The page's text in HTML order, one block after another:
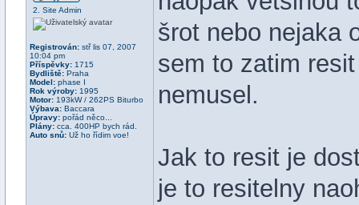
2. Site Admin
Registrován: stř lis 07, 2007
10:04 pm
Příspěvky: 1715
Bydliště: Praha
Model: phase I
Rok výroby: 1995
Motor: 193kW / 262PS Biturbo
Výbava: Baccara
Úpravy: pořád něco...
Plány: cca. 400HP bych rád.
Auto snů: Už ho řídim voe!
šrot nebo nejaka
sem to zatim
nemusel.
Jak to resit je
je to resitelny